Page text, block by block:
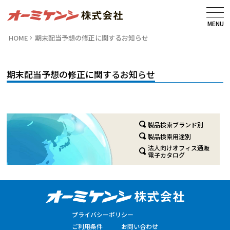
MENU
HOME 期末配当予想の修正に関するお知らせ
期末配当予想の修正に関するお知らせ
製品検索ブランド別
製品検索用途別
法人向けオフィス通販
電子カタログ
プライバシーポリシー
ご利用条件
お問い合わせ